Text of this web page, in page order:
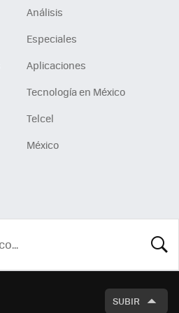
Análisis
Especiales
Aplicaciones
Tecnología en México
Telcel
México
SUBIR